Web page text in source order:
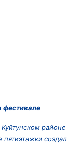
фестивале
районе
создал